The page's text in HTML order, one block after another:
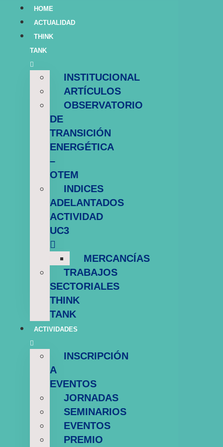
HOME
ACTUALIDAD
THINK
TANK
INSTITUCIONAL
ARTÍCULOS
OBSERVATORIO
DE
TRANSICIÓN
ENERGÉTICA
–
OTEM
INDICES
ADELANTADOS
ACTIVIDAD
UC3
MERCANCÍAS
TRABAJOS
SECTORIALES
THINK
TANK
ACTIVIDADES
INSCRIPCIÓN
A
EVENTOS
JORNADAS
SEMINARIOS
EVENTOS
PREMIO